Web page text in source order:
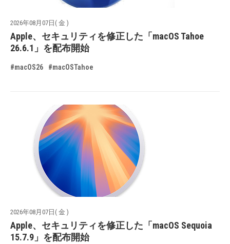
2026年08月07日( 金 )
Apple、セキュリティを修正した「macOS Tahoe
26.6.1」を配布開始
#macOS26 #macOSTahoe
2026年08月07日( 金 )
Apple、セキュリティを修正した「macOS Sequoia
15.7.9」を配布開始